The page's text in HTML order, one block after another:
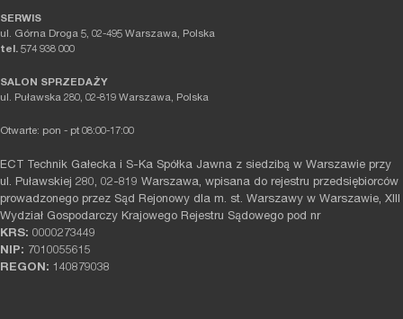
SERWIS
ul. Górna Droga 5, 02-495 Warszawa, Polska
tel. 574 938 000
SALON SPRZEDAŻY
ul. Puławska 280, 02-819 Warszawa, Polska
Otwarte: pon - pt 08:00-17:00
ECT Technik Gałecka i S-Ka Spółka Jawna z siedzibą w Warszawie przy
ul. Puławskiej 280, 02-819 Warszawa, wpisana do rejestru przedsiębiorców
prowadzonego przez Sąd Rejonowy dla m. st. Warszawy w Warszawie, XIII
Wydział Gospodarczy Krajowego Rejestru Sądowego pod nr
KRS: 0000273449
NIP: 7010055615
REGON: 140879038